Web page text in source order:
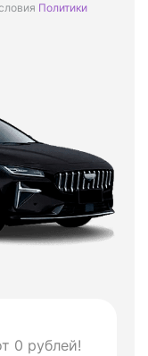
0 рублей!
Политики